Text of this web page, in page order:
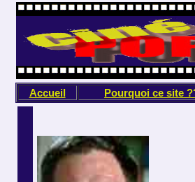
Accueil Pourquoi ce site